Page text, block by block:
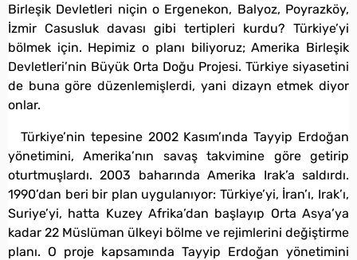
Birleşik Devletleri niçin o Ergenekon, Balyoz, Poyrazköy,
İzmir Casusluk davası gibi tertipleri kurdu? Türkiye’yi
bölmek için. Hepimiz o planı biliyoruz; Amerika Birleşik
Devletleri’nin Büyük Orta Doğu Projesi. Türkiye siyasetini
de buna göre düzenlemişlerdi, yani dizayn etmek diyor
onlar.
Türkiye’nin tepesine 2002 Kasım’ında Tayyip Erdoğan
yönetimini, Amerika’nın savaş takvimine göre getirip
oturtmuşlardı. 2003 baharında Amerika Irak’a saldırdı.
1990’dan beri bir plan uygulanıyor: Türkiye’yi, İran’ı, Irak’ı,
Suriye’yi, hatta Kuzey Afrika’dan başlayıp Orta Asya’ya
kadar 22 Müslüman ülkeyi bölme ve rejimlerini değiştirme
planı. O proje kapsamında Tayyip Erdoğan yönetimini